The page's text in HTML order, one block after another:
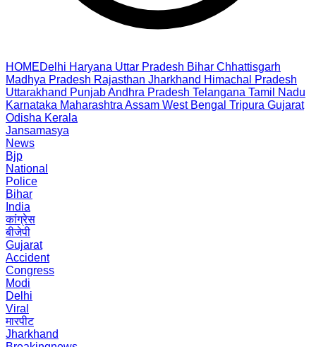
HOMEDelhi Haryana Uttar Pradesh Bihar Chhattisgarh
Madhya Pradesh Rajasthan Jharkhand Himachal Pradesh
Uttarakhand PunjabAndhra Pradesh Telangana Tamil Nadu
Karnataka Maharashtra Assam West Bengal Tripura Gujarat
Odisha Kerala
Jansamasya
News
Bjp
National
Police
Bihar
India
कांग्रेस
बीजेपी
Gujarat
Accident
Congress
Modi
Delhi
Viral
मारपीट
Jharkhand